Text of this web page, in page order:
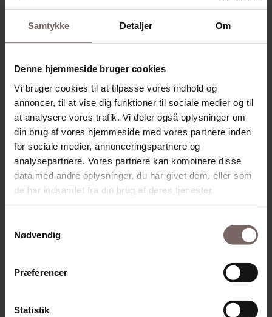
Samtykke Detaljer Om
Denne hjemmeside bruger cookies
Vi bruger cookies til at tilpasse vores indhold og
annoncer, til at vise dig funktioner til sociale medier og til
at analysere vores trafik. Vi deler også oplysninger om
din brug af vores hjemmeside med vores partnere inden
for sociale medier, annonceringspartnere og
analysepartnere. Vores partnere kan kombinere disse
data med andre oplysninger, du har givet dem, eller som
de har indsamlet fra din brug af deres tjenester.
Nødvendig
Præferencer
Statistik
Til private
Linda er 3P coach og har en-til-en samtaler, familieforløb,
gruppeforløb og online-forløb for private.
Peter er også 3P-coach, og er begyndt at have samtaler med private
her i 2026.
Hos os kommer vi til at tale rigtigt meget om, hvad der skaber vores
virkelighed, og om hvad tanker og bevidsthed er. Vi kommer til
gengæld ikke til at tale så meget om indholdet af de tanker, du har
og har haft, om dine oplevelser i barndommen osv. Det er ikke så